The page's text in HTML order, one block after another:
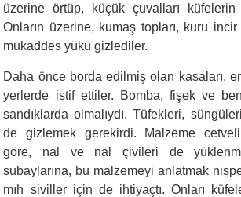
üzerine örtüp, küçük çuvalları
Onların üzerine, kumaş topları, kuru incir
mukaddes yükü gizlediler.
Daha önce borda edilmiş olan kasaları,
yerlerde istif ettiler. Bomba, fişek ve
sandıklarda olmalıydı. Tüfekleri,
de gizlemek gerekirdi. Malzeme
göre, nal ve nal çivileri de
subaylarına, bu malzemeyi anlatmak
mıh siviller için de ihtiyaçtı. Onları